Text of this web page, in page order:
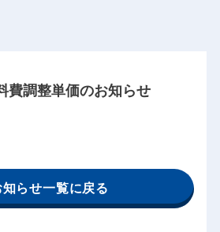
費調整単価のお知らせ
知らせ一覧に戻る